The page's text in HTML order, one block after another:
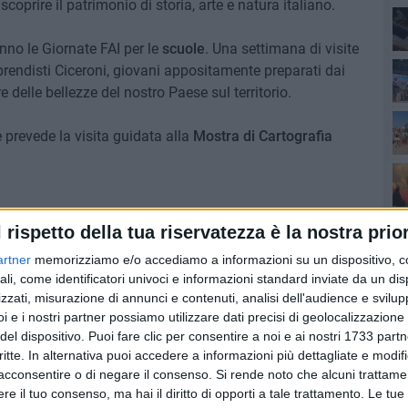
rispetto della tua riservatezza è la nostra
memorizziamo e/o accediamo a informazioni su un dispositivo,
come identificatori univoci e informazioni standard inviate da un
misurazione di annunci e contenuti, analisi dell'audience e
e i nostri partner possiamo utilizzare dati precisi di
dispositivo. Puoi fare clic per consentire a noi e ai nostri 1733
In alternativa puoi accedere a informazioni più dettagliate e
o di negare il consenso. Si rende noto che alcuni
il tuo consenso, ma hai il diritto di opporti a tale trattamento. Le
il patrimonio di storia, arte e natura italiano.
le Giornate FAI per le scuole. Una settimana di visite
Ciceroni, giovani appositamente preparati dai
delle bellezze del nostro Paese sul territorio.
la visita guidata alla Mostra di Cartografia
documentato all'interno del patrimonio
Stato di Foggia, oltre che nelle raccolte della
a lungo appartenne la fascia costiera che dalla foce
di un territorio strettamente regolamentato,
di confine, alla misurazione dei seminativi, dei
da lavoro (le cosiddette "mezzane"), presenta, in
quello di Antonio e Nunzio Michele ( redatto
atlante di Agatangelo della Croce.